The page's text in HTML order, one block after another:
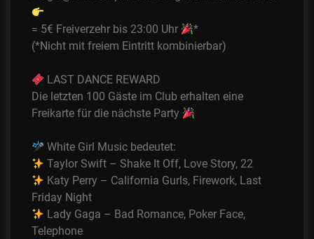
= 5€ Freiverzehr bis 23:00 Uhr
*
(*Nicht mit freiem Eintritt kombinierbar)
LAST DANCE REWARD
Die letzten 100 Gäste im Club erhalten eine
Freikarte für die nächste Party
White Girl Music bedeutet:
Taylor Swift – Shake It Off, Love Story, 22
Katy Perry – California Gurls, Firework, Last
Friday Night
Lady Gaga – Bad Romance, Poker Face,
Telephone